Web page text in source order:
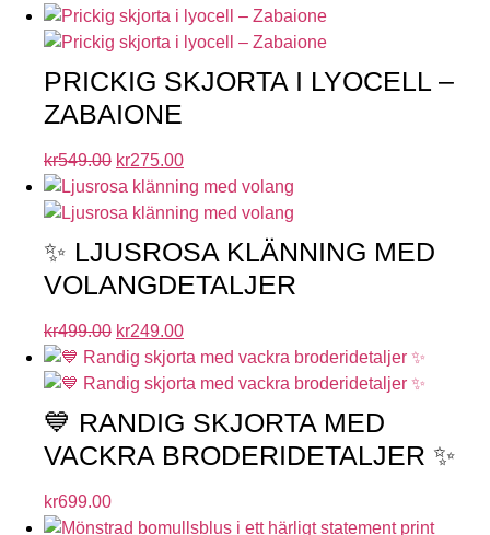
PRICKIG SKJORTA I LYOCELL –
ZABAIONE
kr549.00 kr275.00
✨ LJUSROSA KLÄNNING MED
VOLANGDETALJER
kr499.00 kr249.00
💙 RANDIG SKJORTA MED
VACKRA BRODERIDETALJER ✨
kr699.00